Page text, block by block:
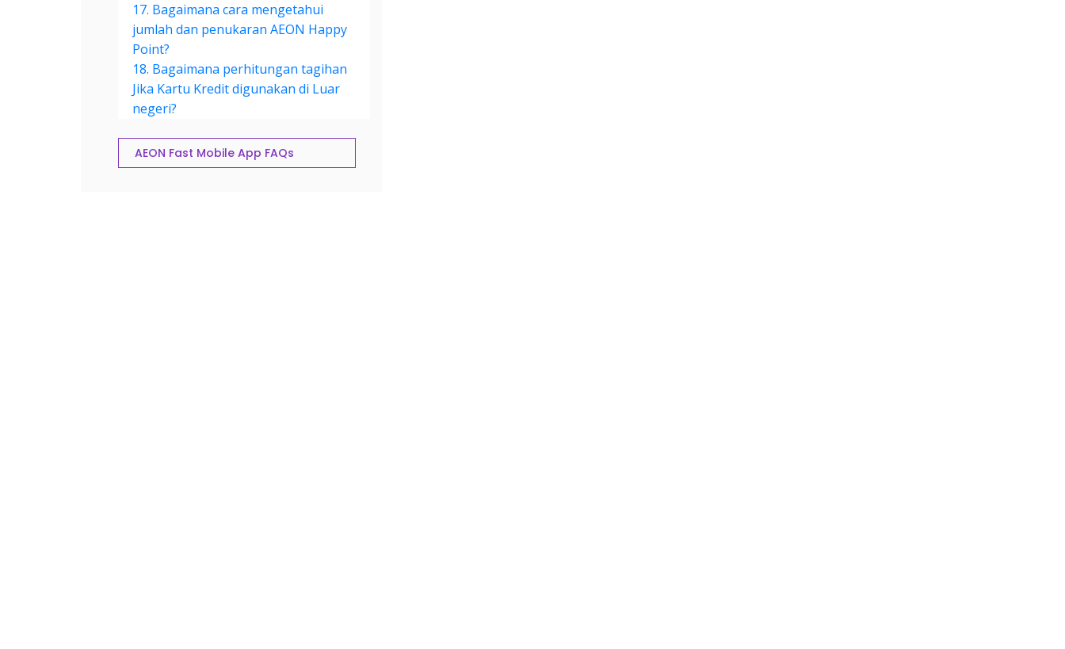
17. Bagaimana cara mengetahui
jumlah dan penukaran AEON Happy
Point?
18. Bagaimana perhitungan tagihan
Jika Kartu Kredit digunakan di Luar
negeri?
AEON Fast Mobile App FAQs